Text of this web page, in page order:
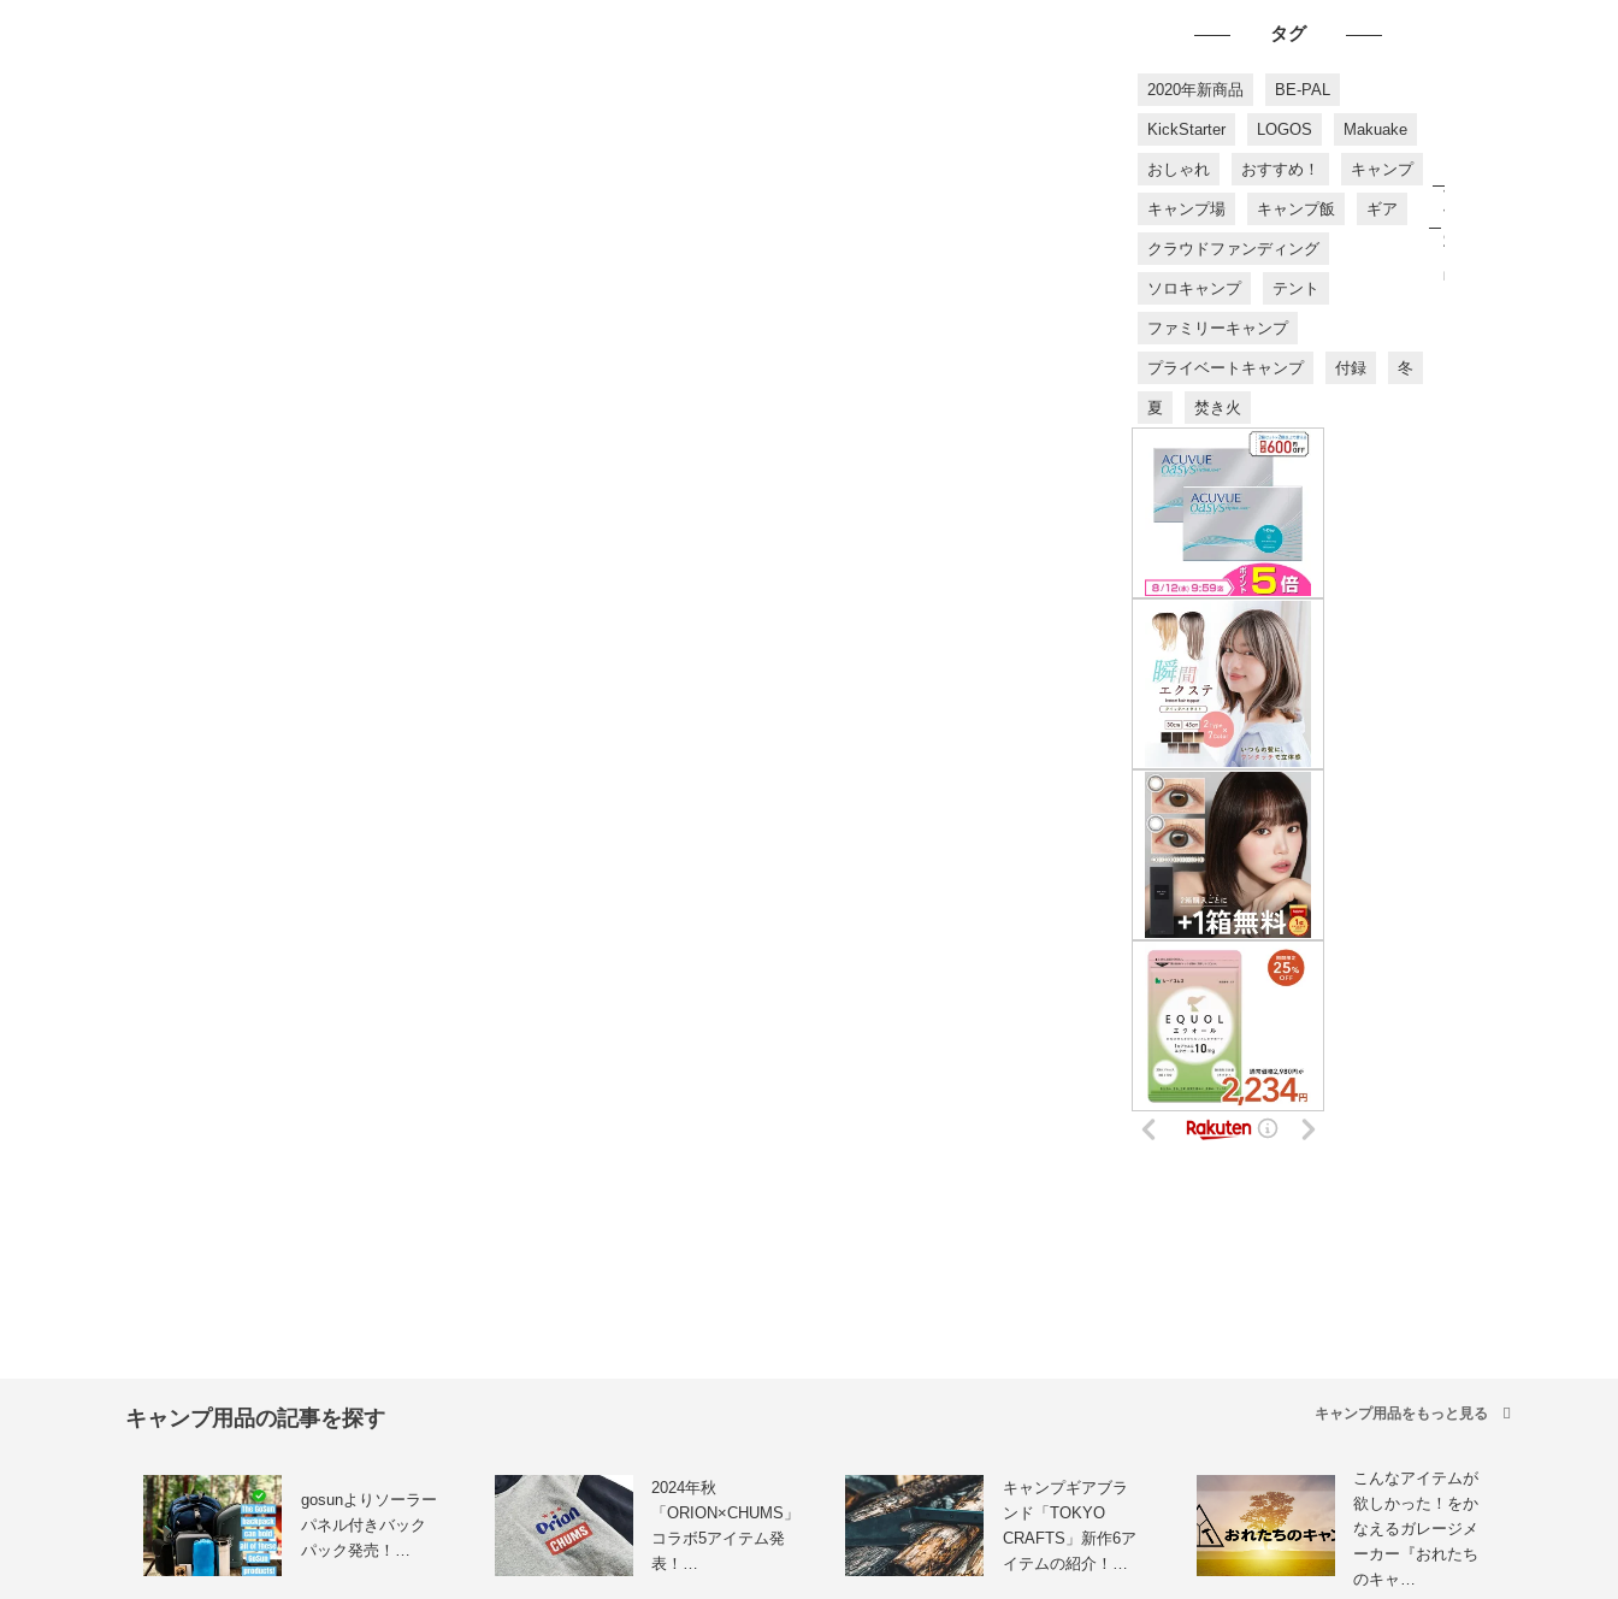
タグ
2020年新商品 BE-PAL
KickStarter LOGOS Makuake
おしゃれ おすすめ！ キャンプ
キャンプ場 キャンプ飯 ギア
クラウドファンディング
ソロキャンプ テント
ファミリーキャンプ
プライベートキャンプ 付録 冬
夏 焚き火
す
す
め
商
品
キャンプ用品の記事を探す キャンプ用品をもっと見る
gosunよりソーラー
パネル付きバック
パック発売！…
2024年秋
「ORION×CHUMS」
コラボ5アイテム発
表！…
キャンプギアブラ
ンド「TOKYO
CRAFTS」新作6ア
イテムの紹介！…
こんなアイテムが
欲しかった！をか
なえるガレージメ
ーカー『おれたち
のキャ…